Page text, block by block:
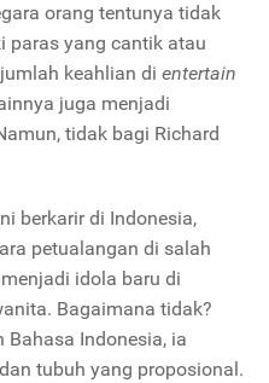
orang tentunya tidak
paras yang cantik atau
keahlian di entertain
juga menjadi
tidak bagi Richard
berkarir di Indonesia,
petualangan di salah
idola baru di
Bagaimana tidak?
Bahasa Indonesia, ia
tubuh yang proposional.